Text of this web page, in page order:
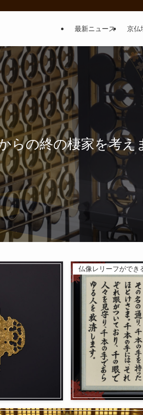
最新ニュース 京仏
らの終の棲家を考え
仏像レリーフができ